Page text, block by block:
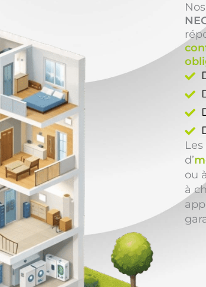
Nos
d’
ou
à